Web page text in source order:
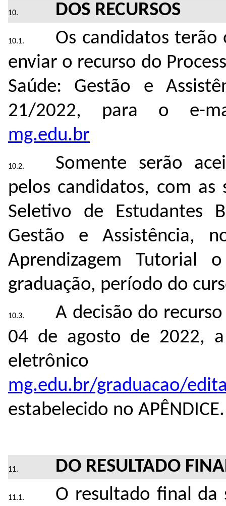
DOS RECURSOS
Os candidatos
enviar o recurso do
Saúde: Gestão e
21/2022, para o e-
mg.edu.br
Somente serão
pelos candidatos, com as
Seletivo de Estudantes
Gestão e Assistência,
Aprendizagem Tutorial
graduação, período do
A decisão do
04 de agosto de 2022,
mg.edu.br/graduacao/
estabelecido no APÊNDICE.
DO RESULTADO
O resultado final da